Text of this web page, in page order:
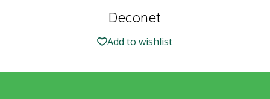
Deconet
Add to wishlist